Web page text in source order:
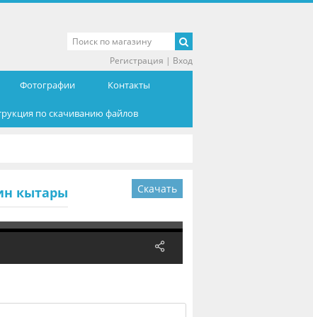
Фотографии Контакты
по скачиванию файлов
Регистрация | Вход
кытары Скачать